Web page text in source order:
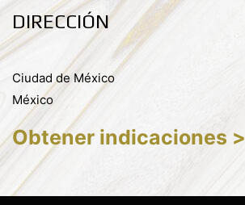
DIRECCIÓN
Ciudad de México
México
Obtener indicaciones >